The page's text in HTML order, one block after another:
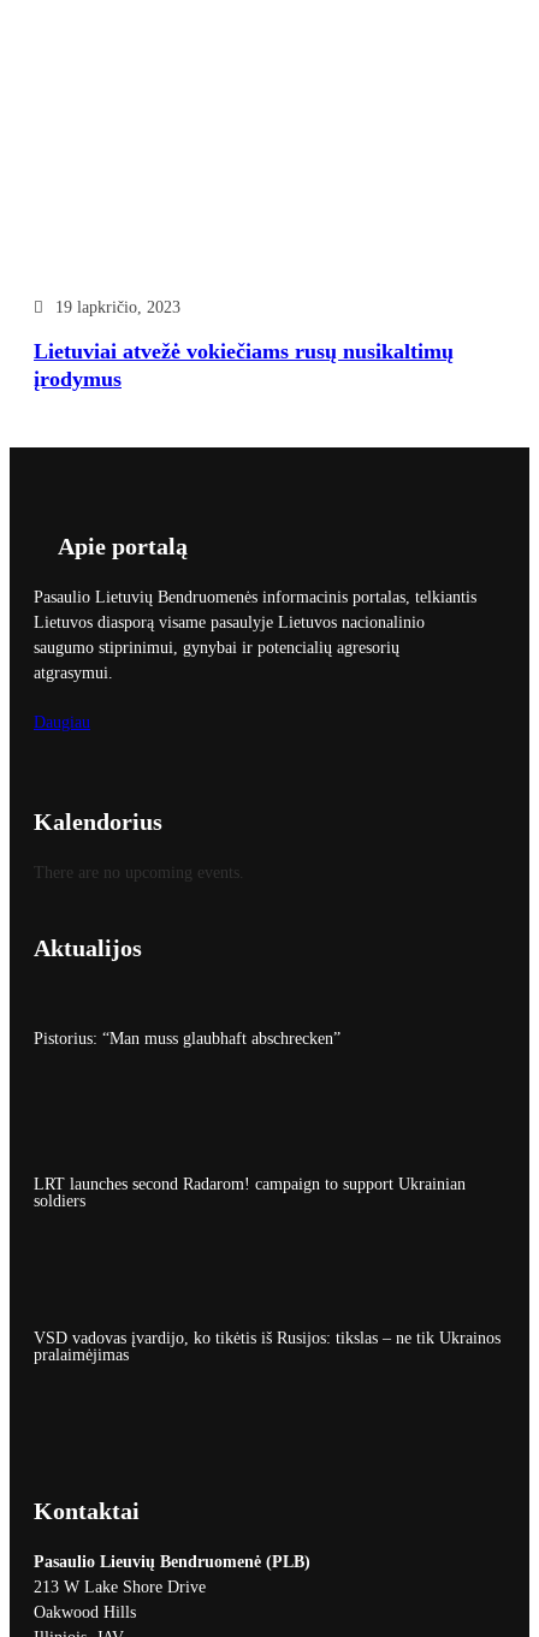
19 lapkričio, 2023
Lietuviai atvežė vokiečiams rusų nusikaltimų
įrodymus
Apie portalą
Pasaulio Lietuvių Bendruomenės informacinis portalas, telkiantis
Lietuvos diasporą visame pasaulyje Lietuvos nacionalinio
saugumo stiprinimui, gynybai ir potencialių agresorių
atgrasymui.
Daugiau
Kalendorius
There are no upcoming events.
Aktualijos
Pistorius: “Man muss glaubhaft abschrecken”
LRT launches second Radarom! campaign to support Ukrainian
soldiers
VSD vadovas įvardijo, ko tikėtis iš Rusijos: tikslas – ne tik Ukrainos
pralaimėjimas
Kontaktai
Pasaulio Lieuvių Bendruomenė (PLB)
213 W Lake Shore Drive
Oakwood Hills